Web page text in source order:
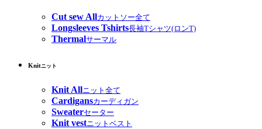
Cut sew Allカットソー全て
Longsleeves Tshirts長袖Tシャツ(ロンT)
Thermalサーマル
Knitニット
Knit Allニット全て
Cardigansカーディガン
Sweaterセーター
Knit vestニットベスト